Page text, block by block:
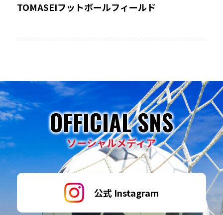
TOMASEIフットボールフィールド
OFFICIAL SNS
ソーシャルメディア
公式 Instagram